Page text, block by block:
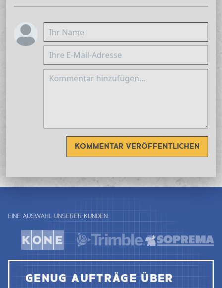
KOMMENTAR VERÖFFENTLICHEN
EINE AUSWAHL UNSERER KUNDEN:
GENUG AUFTRÄGE ÜBER